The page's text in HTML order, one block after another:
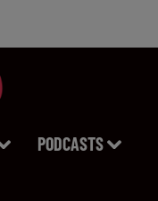
PODCASTS